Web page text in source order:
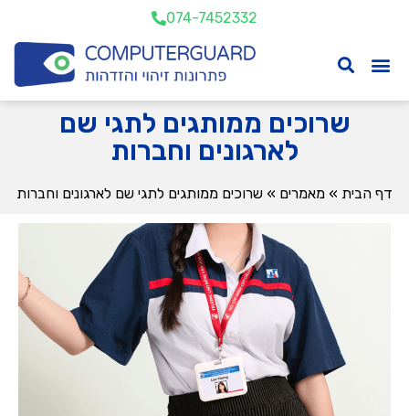
074-7452332
שרוכים ממותגים לתגי שם
לארגונים וחברות
דף הבית » מאמרים » שרוכים ממותגים לתגי שם לארגונים וחברות